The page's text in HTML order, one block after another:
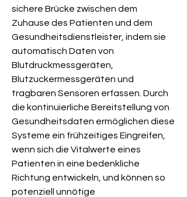
sichere Brücke zwischen dem
Zuhause des Patienten und dem
Gesundheitsdienstleister, indem sie
automatisch Daten von
Blutdruckmessgeräten,
Blutzuckermessgeräten und
tragbaren Sensoren erfassen. Durch
die kontinuierliche Bereitstellung von
Gesundheitsdaten ermöglichen diese
Systeme ein frühzeitiges Eingreifen,
wenn sich die Vitalwerte eines
Patienten in eine bedenkliche
Richtung entwickeln, und können so
potenziell unnötige